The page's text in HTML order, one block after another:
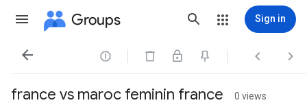
Groups Sign in
   
france vs maroc feminin france 0 views